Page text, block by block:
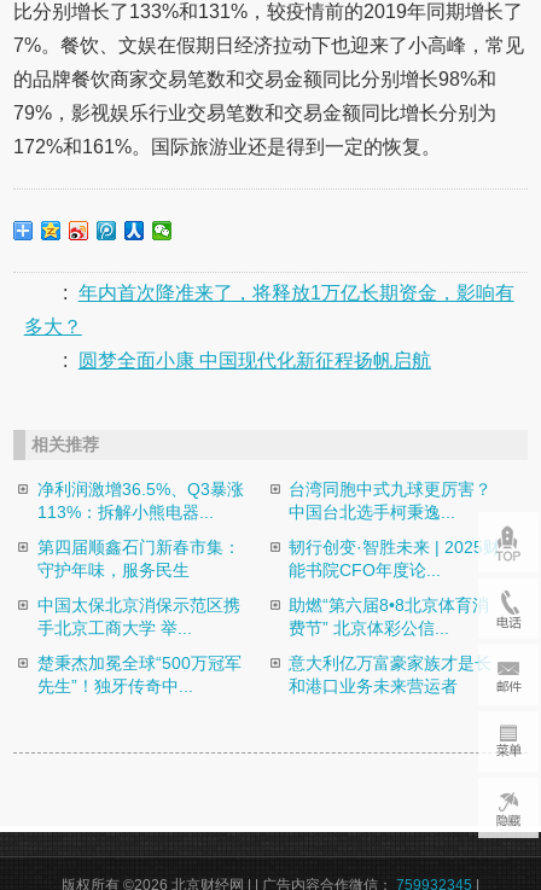
比分别增长了133%和131%，较疫情前的2019年同期增长了
7%。餐饮、文娱在假期日经济拉动下也迎来了小高峰，常见
的品牌餐饮商家交易笔数和交易金额同比分别增长98%和
79%，影视娱乐行业交易笔数和交易金额同比增长分别为
172%和161%。国际旅游业还是得到一定的恢复。
: 年内首次降准来了，将释放1万亿长期资金，影响有
多大？
:
圆梦全面小康 中国现代化新征程扬帆启航
相关推荐
净利润激增36.5%、Q3暴涨
113%：拆解小熊电器...
台湾同胞中式九球更厉害？
中国台北选手柯秉逸...
第四届顺鑫石门新春市集：
守护年味，服务民生
韧行创变·智胜未来 | 2025财
能书院CFO年度论...
中国太保北京消保示范区携
手北京工商大学 举...
助燃“第六届8•8北京体育消
费节” 北京体彩公信...
楚秉杰加冕全球“500万冠军
先生”！独牙传奇中...
意大利亿万富豪家族才是长
和港口业务未来营运者
版权所有 ©2026 北京财经网 | | 广告内容合作微信： 759932345